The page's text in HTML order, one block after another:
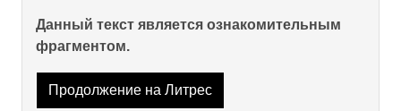
Данный текст является ознакомительным
фрагментом.
Продолжение на Литрес